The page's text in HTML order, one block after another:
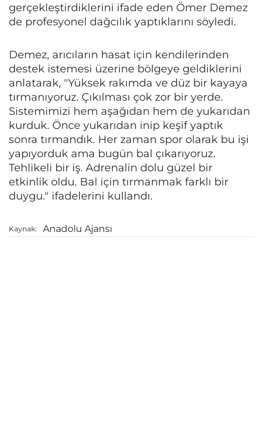
gerçekleştirdiklerini ifade eden Ömer Demez
de profesyonel dağcılık yaptıklarını söyledi.
Demez, arıcıların hasat için kendilerinden
destek istemesi üzerine bölgeye geldiklerini
anlatarak, "Yüksek rakımda ve düz bir kayaya
tırmanıyoruz. Çıkılması çok zor bir yerde.
Sistemimizi hem aşağıdan hem de yukarıdan
kurduk. Önce yukarıdan inip keşif yaptık
sonra tırmandık. Her zaman spor olarak bu işi
yapıyorduk ama bugün bal çıkarıyoruz.
Tehlikeli bir iş. Adrenalin dolu güzel bir
etkinlik oldu. Bal için tırmanmak farklı bir
duygu." ifadelerini kullandı.
Kaynak: Anadolu Ajansı